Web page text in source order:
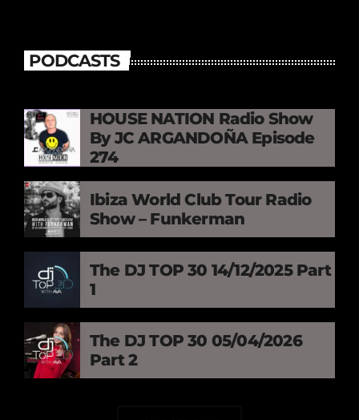
PODCASTS
HOUSE NATION Radio Show
By JC ARGANDOÑA Episode
274
Ibiza World Club Tour Radio
Show – Funkerman
The DJ TOP 30 14/12/2025 Part
1
The DJ TOP 30 05/04/2026
Part 2